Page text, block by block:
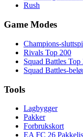
Rush
Game Modes
Champions-
Rivals Top 200
Squad Battles Top
Squad Battles-
Tools
Lagbygger
Pakker
Forbrukskort
EA FC 26